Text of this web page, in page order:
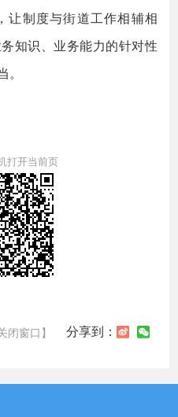
让制度与街道工作相辅相
知识、业务能力的针对性
打开当前页
闭窗口】 分享到：